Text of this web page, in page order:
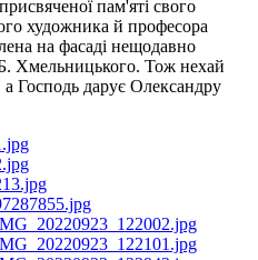
пам'яті свого
художника й професора
на фасаді нещодавно
Хмельницького. Тож нехай
а Господь дарує Олександру